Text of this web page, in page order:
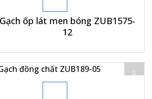
Gạch ốp lát men bóng ZUB1575-
12
+